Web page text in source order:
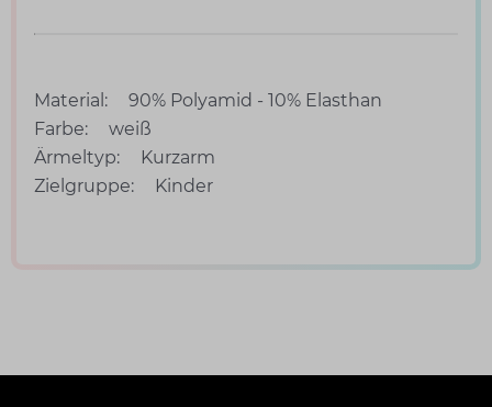
Material:
90% Polyamid - 10% Elasthan
Farbe:
weiß
Ärmeltyp:
Kurzarm
Zielgruppe:
Kinder